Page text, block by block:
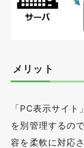
メリット
「PC表示サイト
を別管理するの
容を柔軟に対応